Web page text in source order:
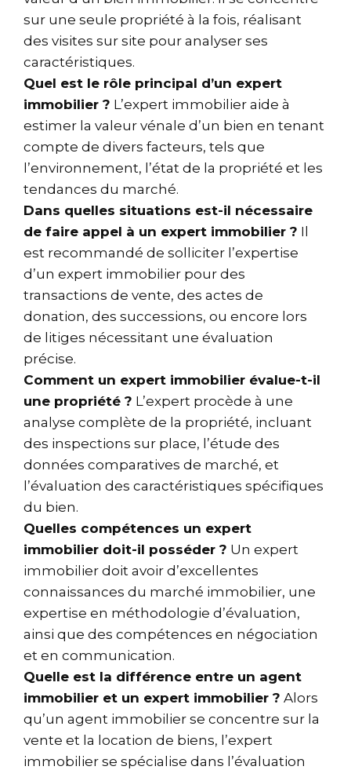
sur une seule propriété à la fois, réalisant
des visites sur site pour analyser ses
caractéristiques.
Quel est le rôle principal d’un expert
immobilier ? L’expert immobilier aide à
estimer la valeur vénale d’un bien en tenant
compte de divers facteurs, tels que
l’environnement, l’état de la propriété et les
tendances du marché.
Dans quelles situations est-il nécessaire
de faire appel à un expert immobilier ? Il
est recommandé de solliciter l’expertise
d’un expert immobilier pour des
transactions de vente, des actes de
donation, des successions, ou encore lors
de litiges nécessitant une évaluation
précise.
Comment un expert immobilier évalue-t-il
une propriété ? L’expert procède à une
analyse complète de la propriété, incluant
des inspections sur place, l’étude des
données comparatives de marché, et
l’évaluation des caractéristiques spécifiques
du bien.
Quelles compétences un expert
immobilier doit-il posséder ? Un expert
immobilier doit avoir d’excellentes
connaissances du marché immobilier, une
expertise en méthodologie d’évaluation,
ainsi que des compétences en négociation
et en communication.
Quelle est la différence entre un agent
immobilier et un expert immobilier ? Alors
qu’un agent immobilier se concentre sur la
vente et la location de biens, l’expert
immobilier se spécialise dans l’évaluation